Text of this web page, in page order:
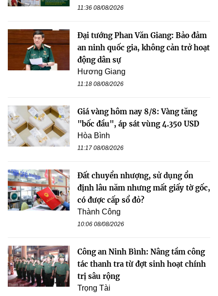
11:36 08/08/2026
Đại tướng Phan Văn Giang: Bảo đảm
an ninh quốc gia, không cản trở hoạt
động dân sự
Hương Giang
11:18 08/08/2026
Giá vàng hôm nay 8/8: Vàng tăng
"bốc đầu", áp sát vùng 4.350 USD
Hòa Bình
11:17 08/08/2026
Đất chuyển nhượng, sử dụng ổn
định lâu năm nhưng mất giấy tờ gốc,
có được cấp sổ đỏ?
Thành Công
10:06 08/08/2026
Công an Ninh Bình: Nâng tầm công
tác thanh tra từ đợt sinh hoạt chính
trị sâu rộng
Trọng Tài